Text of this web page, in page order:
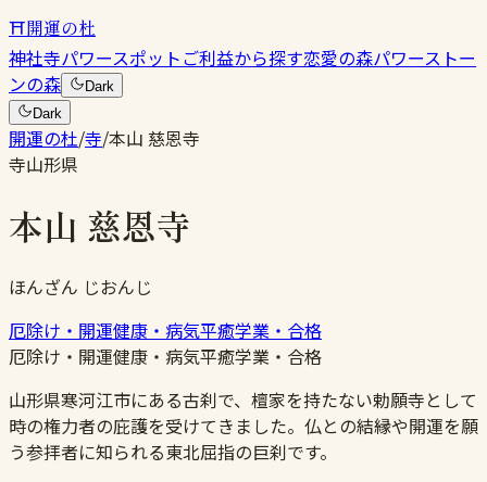
⛩開運の杜
神社寺パワースポットご利益から探す恋愛の森パワーストー
ンの森
Dark
Dark
開運の杜/寺/本山 慈恩寺
寺山形県
本山 慈恩寺
ほんざん じおんじ
厄除け・開運健康・病気平癒学業・合格
厄除け・開運健康・病気平癒学業・合格
山形県寒河江市にある古刹で、檀家を持たない勅願寺として
時の権力者の庇護を受けてきました。仏との結縁や開運を願
う参拝者に知られる東北屈指の巨刹です。